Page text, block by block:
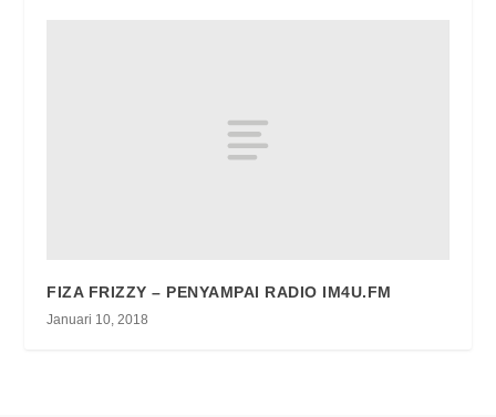
FIZA FRIZZY – PENYAMPAI RADIO IM4U.FM
Januari 10, 2018